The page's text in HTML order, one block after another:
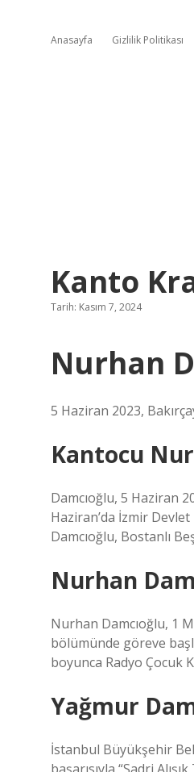
Anasayfa Gizlilik Politikası
Kanto
Tarih: Kasım 7, 2024
Nurhan
5 Haziran 2023,
Kantocu
Damcıoğlu, 5 Haziran
Haziran’da İzmir
Damcıoğlu, Bostanlı
Nurhan
Nurhan Damcıoğlu, 1
bölümünde göreve
boyunca Radyo Çocuk
Yağmur
İstanbul Büyükşehir